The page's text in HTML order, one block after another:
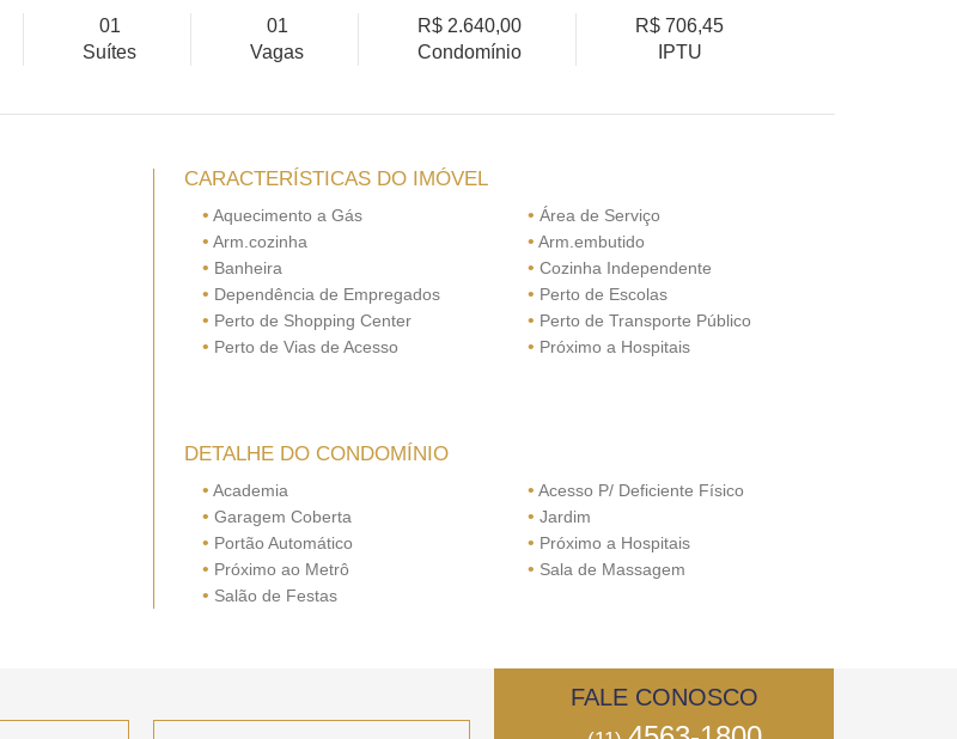
01
Suítes
01
Vagas
R$ 2.640,00
Condomínio
R$ 706,45
IPTU
CARACTERÍSTICAS DO IMÓVEL
• Aquecimento a Gás • Área de Serviço
• Arm.cozinha • Arm.embutido
• Banheira • Cozinha Independente
• Dependência de Empregados • Perto de Escolas
• Perto de Shopping Center • Perto de Transporte Público
• Perto de Vias de Acesso • Próximo a Hospitais
DETALHE DO CONDOMÍNIO
• Academia • Acesso P/ Deficiente Físico
• Garagem Coberta • Jardim
• Portão Automático • Próximo a Hospitais
• Próximo ao Metrô • Sala de Massagem
• Salão de Festas
FALE CONOSCO